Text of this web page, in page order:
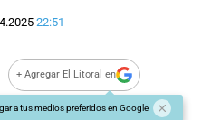
22:51
+ Agregar El Litoral en
a tus medios preferidos en Google